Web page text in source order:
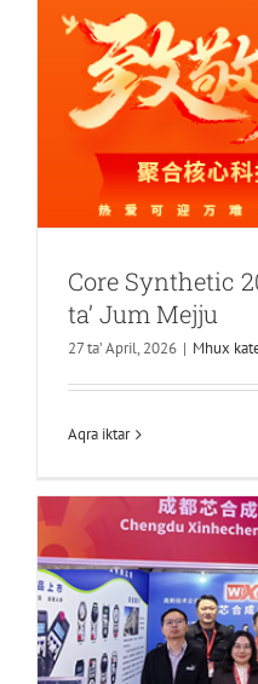
Core Synthetic
ta’ Jum Mejju
27 ta’ April, 2026 | Mhux
Aqra iktar
Core Synthesis
debutt kbir